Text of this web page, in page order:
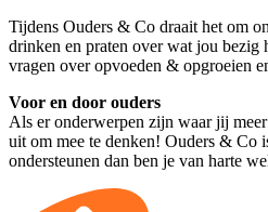
Tijdens Ouders & Co draait het om
drinken en praten over wat jou bezig
vragen over opvoeden & opgroeien
Voor en door ouders
Als er onderwerpen zijn waar jij
uit om mee te denken! Ouders &
ondersteunen dan ben je van harte